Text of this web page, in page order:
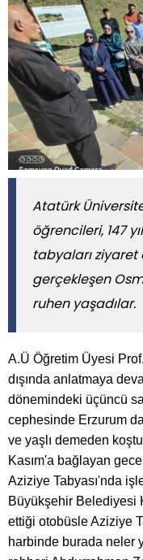
Atatürk
öğrencileri, 147
tabyaları ziyaret
gerçekleşen
ruhen yaşadılar.
A.Ü Öğretim Üyesi
dışında anlatmaya
dönemindeki üçüncü
cephesinde Erzurum
ve yaşlı demeden
Kasım'a bağlayan
Aziziye Tabyası'nda
Büyükşehir Belediyesi
ettiği otobüsle Aziziye
harbinde burada neler